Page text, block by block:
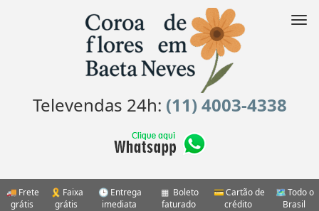
Televendas 24h: (11) 4003-4338
Frete
grátis
Faixa
grátis
Entrega
imediata
Boleto
faturado
Cartão de
crédito
Todo o
Brasil